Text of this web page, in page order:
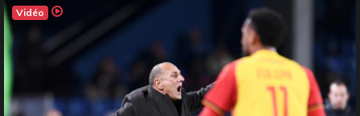
Vidéo